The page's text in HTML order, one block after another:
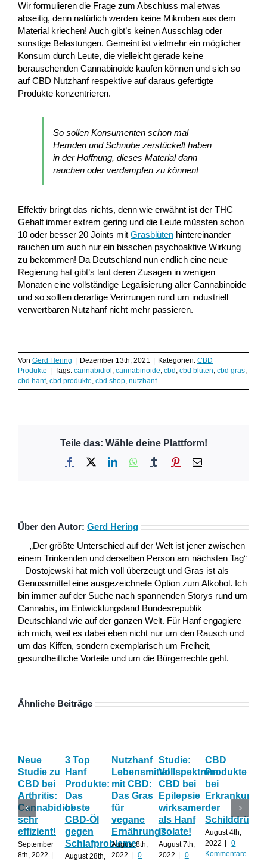
Wir formulieren die Frage zum Abschluss mal etwas
abseitig, denn natürlich werden keine Mikroben aus dem
Material kriechen! Auch gibt’s keinen Ausschlag oder
sonstige Belastungen. Gemeint ist vielmehr ein möglicher
Konsum durch Leute, die vielleicht gerade keine
berauschenden Cannabinoide kaufen können und sich so
auf CBD Nutzhanf respektive auf daraus gefertigte
Produkte konzentrieren.
So sollen Konsumenten schon mal
Hemden und Schnuhe zerstückelt haben
in der Hoffnung, dieses Material dann
rauchen oder verdampfen zu können!
Effektiv bringt das nichts, denn wie erwähnt ist der THC
Gehalt immer extrem gering und die Leute müssten schon
10 oder besser 20 Joints mit Grasblüten hintereinander
rauchen um auch nur ein bisschen psychoaktive Wirkung
zu bekommen! Da Deutschland nun endlich eine neue
Regierung hat gibt’s laut deren Zusagen in wenigen
Monaten eine vollständige Legalisierung aller Cannabinoide
und so sollten derartige Verirrungen rund um industriell
verwertbaren Nutzhanf nicht mehr passieren.
Von Gerd Hering Dezember 13th, 2021 Kategorien: CBD
Produkte
Tags: cannabidiol , cannabinoide, cbd , cbd blüten, cbd gras,
cbd hanf, cbd produkte, cbd shop, nutzhanf
Teile das: Wähle deine Plattform!
Facebook LinkedInWhatsApp
Tumblr Pinterest
E-
Über den Autor: Gerd Hering
„Der größte Unterschied auf der Welt ist jener zwischen
einem Trinkenden und derselben Person am nächsten Tag“
– Dostojewski hat mich voll überzeugt und Gras ist als
Genussmittel eine ausgezeichnete Option zum Alkohol. Ich
bin immer auf der Suche nach spannenden Storys rund um
Cannabis, im Entwicklungsland Bundesrepublik
Deutschland wie auf der ganzen Welt. Für Hanf engagiere
ich mich, weil es dabei eben nicht nur um den Rausch und
um das Kiffen, sondern exemplarisch um Freiheit,
gesundheitliche Vorteile und um die Bürgerrechte geht.
Ähnliche Beiträge
Neue
Studie zu
CBD bei
Arthritis:
Cannabidiol
sehr
effizient!
September
8th, 2022 |
3 Top
Hanf
Produkte:
Das
beste
CBD-Öl
gegen
Schlafprobleme
August 28th,
Nutzhanf
Lebensmittel
mit CBD:
Das Gras
für
vegane
Ernährung?
August 8th,
2022 | 0
Studie:
Vollspektrum
CBD bei
Epilepsie
wirksamer
als Hanf
Isolate!
August 7th,
2022 | 0
CBD
Produkte
bei
der
Schilddrüse
August 4th,
2022 |
0
Kommentare